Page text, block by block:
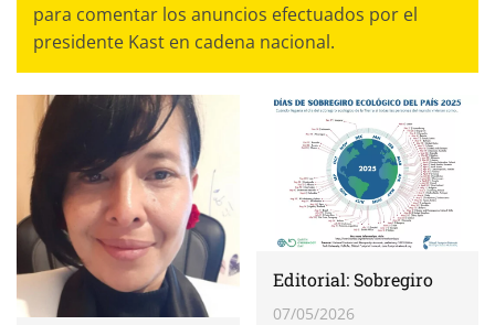
para comentar los anuncios efectuados por el
presidente Kast en cadena nacional.
Editorial: Sobregiro
07/05/2026